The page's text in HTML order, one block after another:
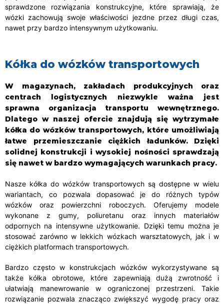
sprawdzone rozwiązania konstrukcyjne, które sprawiają, że
wózki zachowują swoje właściwości jezdne przez długi czas,
nawet przy bardzo intensywnym użytkowaniu.
Kółka do wózków transportowych
W magazynach, zakładach produkcyjnych oraz
centrach logistycznych niezwykle ważna jest
sprawna organizacja transportu wewnętrznego.
Dlatego w naszej ofercie znajdują się wytrzymałe
kółka do wózków transportowych, które umożliwiają
łatwe przemieszczanie ciężkich ładunków. Dzięki
solidnej konstrukcji i wysokiej nośności sprawdzają
się nawet w bardzo wymagających warunkach pracy.
Nasze kółka do wózków transportowych są dostępne w wielu
wariantach, co pozwala dopasować je do różnych typów
wózków oraz powierzchni roboczych. Oferujemy modele
wykonane z gumy, poliuretanu oraz innych materiałów
odpornych na intensywne użytkowanie. Dzięki temu można je
stosować zarówno w lekkich wózkach warsztatowych, jak i w
ciężkich platformach transportowych.
Bardzo często w konstrukcjach wózków wykorzystywane są
także kółka obrotowe, które zapewniają dużą zwrotność i
ułatwiają manewrowanie w ograniczonej przestrzeni. Takie
rozwiązanie pozwala znacząco zwiększyć wygodę pracy oraz